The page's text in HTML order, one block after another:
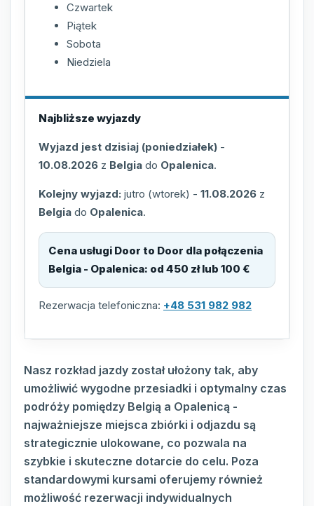
Czwartek
Piątek
Sobota
Niedziela
Najbliższe wyjazdy
Wyjazd jest dzisiaj (poniedziałek) -
10.08.2026 z Belgia do Opalenica.
Kolejny wyjazd: jutro (wtorek) - 11.08.2026 z
Belgia do Opalenica.
Cena usługi Door to Door dla połączenia
Belgia - Opalenica: od 450 zł lub 100 €
Rezerwacja telefoniczna: +48 531 982 982
Nasz rozkład jazdy został ułożony tak, aby
umożliwić wygodne przesiadki i optymalny czas
podróży pomiędzy Belgią a Opalenicą -
najważniejsze miejsca zbiórki i odjazdu są
strategicznie ulokowane, co pozwala na
szybkie i skuteczne dotarcie do celu. Poza
standardowymi kursami oferujemy również
możliwość rezerwacji indywidualnych